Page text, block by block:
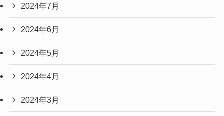
2024年7月
2024年6月
2024年5月
2024年4月
2024年3月